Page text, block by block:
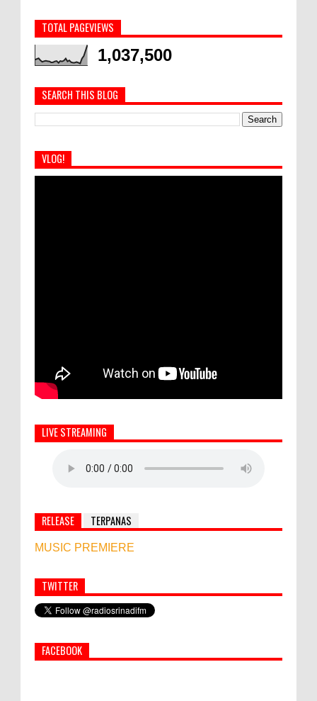
TOTAL PAGEVIEWS
1,037,500
SEARCH THIS BLOG
VLOG!
LIVE STREAMING
RELEASE TERPANAS
MUSIC PREMIERE
World Marketing Forum 2022:
Sustainability dan Kemanusiaan jadi Kunci
TWITTER
FACEBOOK